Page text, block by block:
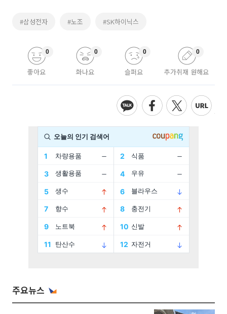
#삼성전자 #노조 #SK하이닉스
좋아요
0
화나요
0
슬퍼요
0
추가취재 원해요
0
주요뉴스